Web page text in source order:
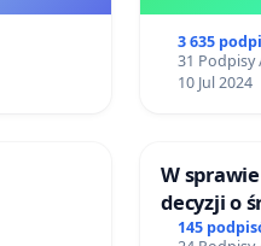
3 635
31 Podpisy
10 Jul 2024
W
decyzji o
145